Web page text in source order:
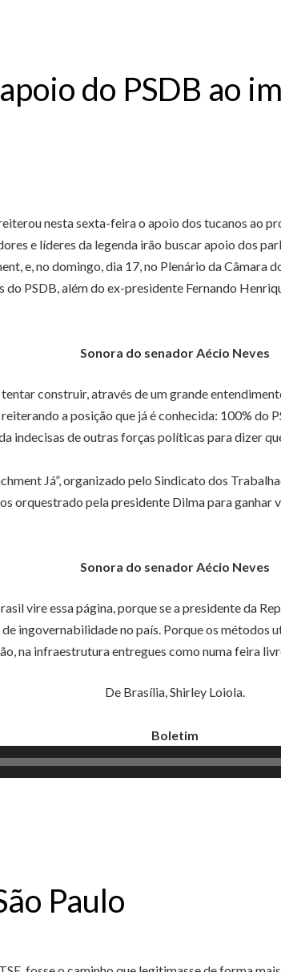
do PSDB ao
nesta sexta-feira o apoio dos tucanos ao
e líderes da legenda irão buscar apoio dos
e, no domingo, dia 17, no Plenário da
do PSDB, além do ex-presidente Fernando
Sonora do senador Aécio Neves
construir, através de um grande
a posição que já é conhecida: 100% do
indecisas de outras forças políticas para dizer
Já”, organizado pelo Sindicato dos
orquestrado pela presidente Dilma para ganhar
Sonora do senador Aécio Neves
vire essa página, porque se a presidente da
ingovernabilidade no país. Porque os métodos
na infraestrutura entregues como numa feira
De Brasília, Shirley Loiola.
Boletim
Tocador
de
Paulo